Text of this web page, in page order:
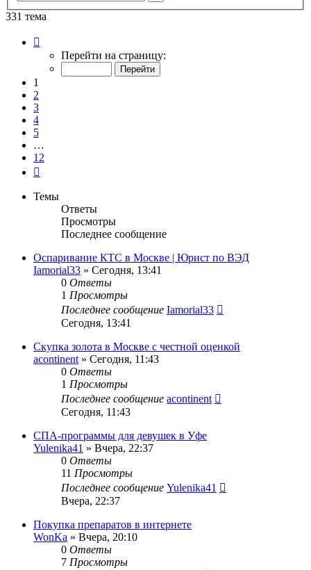
331 тема
Перейти на страницу:
1
2
3
4
5
…
12
Темы
Ответы
Просмотры
Последнее сообщение
Оспаривание КТС в Москве | Юрист по ВЭД
Iamorial33 » Сегодня, 13:41
0 Ответы
1 Просмотры
Последнее сообщение Iamorial33
Сегодня, 13:41
Скупка золота в Москве с честной оценкой
acontinent » Сегодня, 11:43
0 Ответы
1 Просмотры
Последнее сообщение acontinent
Сегодня, 11:43
СПА-программы для девушек в Уфе
Yulenika41 » Вчера, 22:37
0 Ответы
11 Просмотры
Последнее сообщение Yulenika41
Вчера, 22:37
Покупка препаратов в интернете
WonKa » Вчера, 20:10
0 Ответы
7 Просмотры